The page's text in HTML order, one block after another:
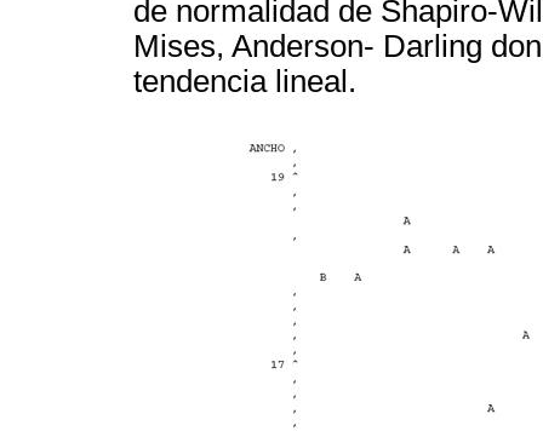
de normalidad de Shapiro-
Mises, Anderson- Darling
tendencia lineal.